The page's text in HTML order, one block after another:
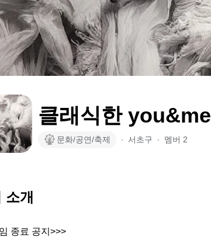
클래식한 you&me
문화/공연/축제 ∙ 서초구 ∙ 멤버 2
소개
종료 공지>>>